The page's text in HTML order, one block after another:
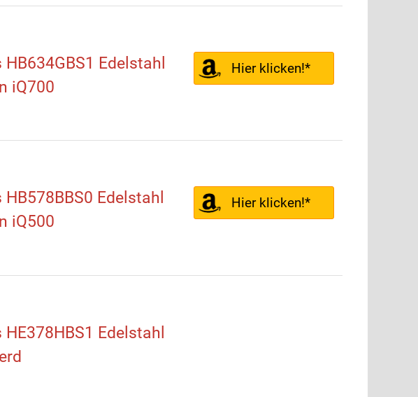
HB634GBS1 Edelstahl
iQ700
Hier klicken!*
HB578BBS0 Edelstahl
iQ500
Hier klicken!*
HE378HBS1 Edelstahl